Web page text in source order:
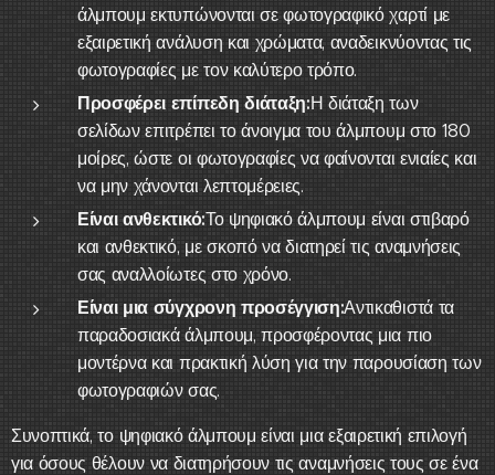
άλμπουμ εκτυπώνονται σε φωτογραφικό χαρτί με
εξαιρετική ανάλυση και χρώματα, αναδεικνύοντας τις
φωτογραφίες με τον καλύτερο τρόπο.
Προσφέρει επίπεδη διάταξη:Η διάταξη των
σελίδων επιτρέπει το άνοιγμα του άλμπουμ στο 180
μοίρες, ώστε οι φωτογραφίες να φαίνονται ενιαίες και
να μην χάνονται λεπτομέρειες.
Είναι ανθεκτικό:Το ψηφιακό άλμπουμ είναι στιβαρό
και ανθεκτικό, με σκοπό να διατηρεί τις αναμνήσεις
σας αναλλοίωτες στο χρόνο.
Είναι μια σύγχρονη προσέγγιση:Αντικαθιστά τα
παραδοσιακά άλμπουμ, προσφέροντας μια πιο
μοντέρνα και πρακτική λύση για την παρουσίαση των
φωτογραφιών σας.
Συνοπτικά, το ψηφιακό άλμπουμ είναι μια εξαιρετική επιλογή
για όσους θέλουν να διατηρήσουν τις αναμνήσεις τους σε ένα